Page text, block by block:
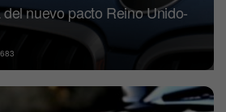
nuevo pacto Reino Unido-
683